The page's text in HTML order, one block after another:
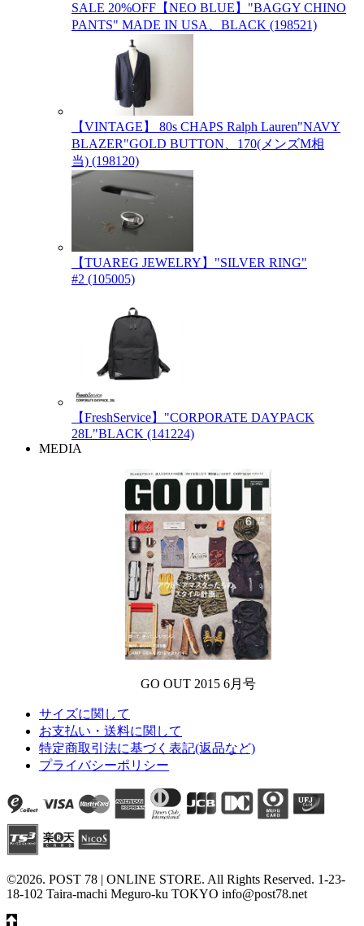
SALE 20%OFF【NEO BLUE】"BAGGY CHINO
PANTS" MADE IN USA、BLACK (198521)
【VINTAGE】 80s CHAPS Ralph Lauren"NAVY
BLAZER"GOLD BUTTON、170(メンズM相
当) (198120)
【TUAREG JEWELRY】"SILVER RING"
#2 (105005)
【FreshService】"CORPORATE DAYPACK
28L"BLACK (141224)
MEDIA
GO OUT 2015 6月号
サイズに関して
お支払い・送料に関して
特定商取引法に基づく表記(返品など)
プライバシーポリシー
©2026. POST 78 | ONLINE STORE. All Rights Reserved. 1-23-
18-102 Taira-machi Meguro-ku TOKYO info@post78.net